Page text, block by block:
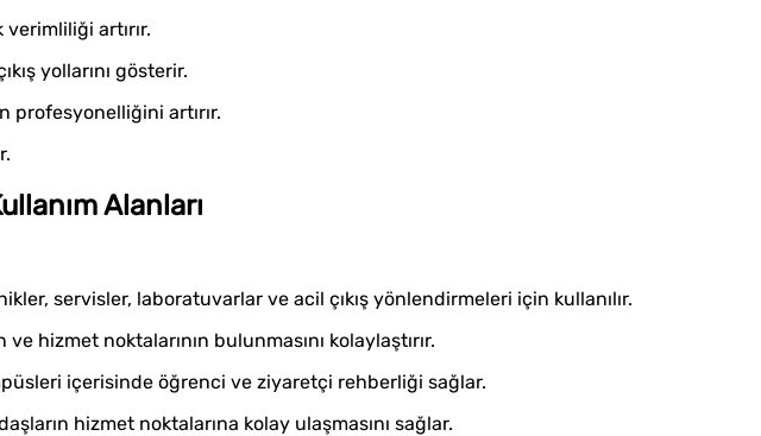
verimliliği artırır.
yollarını gösterir.
profesyonelliğini artırır.
Alanları
servisler, laboratuvarlar ve acil çıkış yönlendirmeleri için kullanılır.
ve hizmet noktalarının bulunmasını kolaylaştırır.
içerisinde öğrenci ve ziyaretçi rehberliği sağlar.
hizmet noktalarına kolay ulaşmasını sağlar.